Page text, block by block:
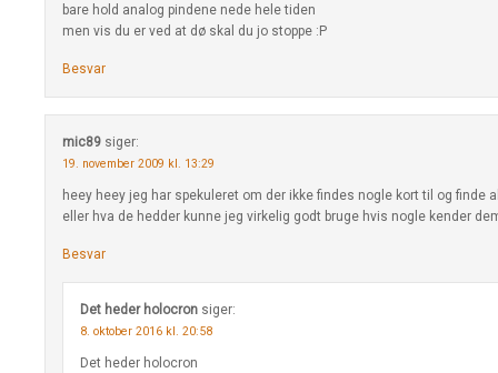
bare hold analog pindene nede hele tiden
men vis du er ved at dø skal du jo stoppe :P
Besvar
mic89 siger:
19. november 2009 kl. 13:29
heey heey jeg har spekuleret om der ikke findes nogle kort til og finde
eller hva de hedder kunne jeg virkelig godt bruge hvis nogle kender
Besvar
Det heder holocron siger:
8. oktober 2016 kl. 20:58
Det heder holocron